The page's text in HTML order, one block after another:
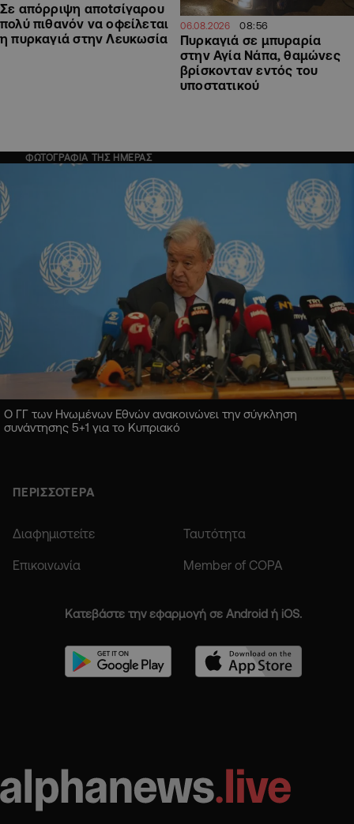
Σε απόρριψη απotσίγαρου
πολύ πιθανόν να οφείλεται
η πυρκαγιά στην Λευκωσία
06.08.2026 08:56
Πυρκαγιά σε μπυραρία
στην Αγία Νάπα, θαμώνες
βρίσκονταν εντός του
υποστατικού
ΦΩΤΟΓΡΑΦΙΑ ΤΗΣ ΗΜΕΡΑΣ
Ο ΓΓ των Ηνωμένων Εθνών ανακοινώνει την σύγκληση
συνάντησης 5+1 για το Κυπριακό
ΠΕΡΙΣΣΟΤΕΡΑ
Διαφημιστείτε Ταυτότητα
Επικοινωνία Member of COPA
Κατεβάστε την εφαρμογή σε Android ή iOS.